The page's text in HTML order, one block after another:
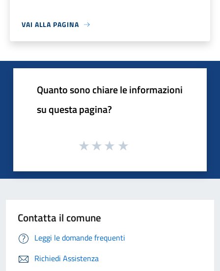
VAI ALLA PAGINA
Quanto sono chiare le informazioni
su questa pagina?
Contatta il comune
Leggi le domande frequenti
Richiedi Assistenza